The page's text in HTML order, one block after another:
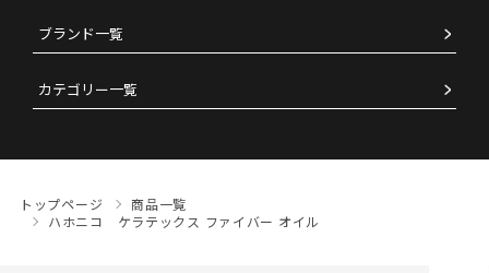
ブランド一覧
カテゴリー一覧
トップページ
商品一覧
ハホニコ ケラテックス ファイバー オイル